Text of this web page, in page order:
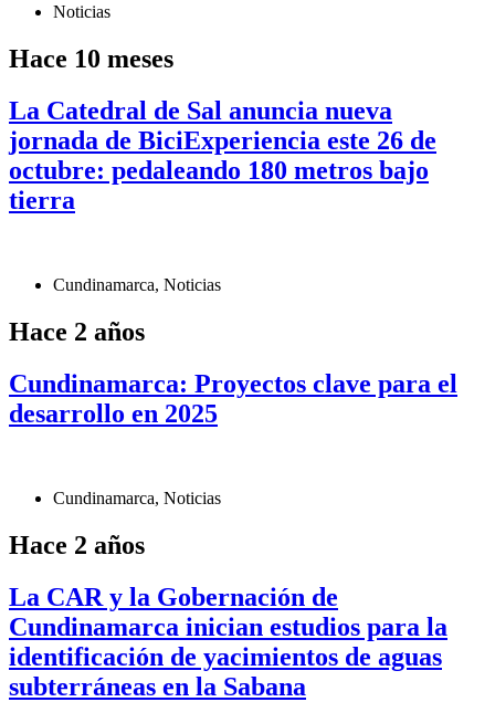
Noticias
Hace 10 meses
La Catedral de Sal anuncia nueva
jornada de BiciExperiencia este 26 de
octubre: pedaleando 180 metros bajo
tierra
Cundinamarca, Noticias
Hace 2 años
Cundinamarca: Proyectos clave para el
desarrollo en 2025
Cundinamarca, Noticias
Hace 2 años
La CAR y la Gobernación de
Cundinamarca inician estudios para la
identificación de yacimientos de aguas
subterráneas en la Sabana